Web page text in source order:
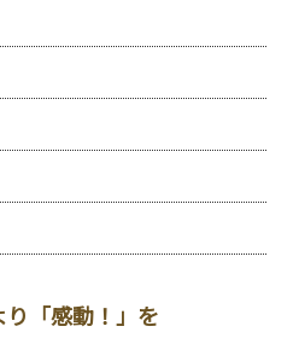
り「感動！」を